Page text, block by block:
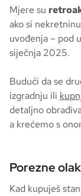
Mjere su
ako si
uvođenja – pod
siječnja 2025.
Budući da se
izgradnju ili
detaljno
a krećemo s
Porezne
Kad kupuješ